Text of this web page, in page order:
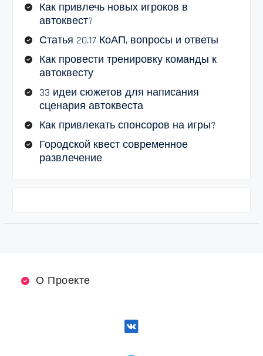
Как привлечь новых игроков в
автоквест?
Статья 20.17 КоАП, вопросы и ответы
Как провести тренировку команды к
автоквесту
33 идеи сюжетов для написания
сценария автоквеста
Как привлекать спонсоров на игры?
Городской квест современное
развлечение
О Проекте